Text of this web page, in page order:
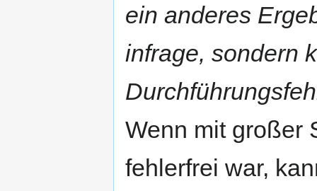
ein anderes
infrage, sondern
Wenn mit großer
fehlerfrei war,